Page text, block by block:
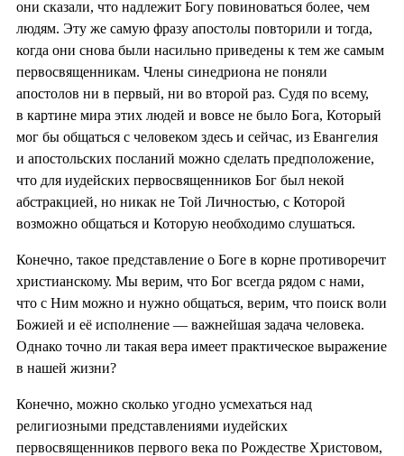
они сказали, что надлежит Богу повиноваться более, чем
людям. Эту же самую фразу апостолы повторили и тогда,
когда они снова были насильно приведены к тем же самым
первосвященникам. Члены синедриона не поняли
апостолов ни в первый, ни во второй раз. Судя по всему,
в картине мира этих людей и вовсе не было Бога, Который
мог бы общаться с человеком здесь и сейчас, из Евангелия
и апостольских посланий можно сделать предположение,
что для иудейских первосвященников Бог был некой
абстракцией, но никак не Той Личностью, с Которой
возможно общаться и Которую необходимо слушаться.
Конечно, такое представление о Боге в корне противоречит
христианскому. Мы верим, что Бог всегда рядом с нами,
что с Ним можно и нужно общаться, верим, что поиск воли
Божией и её исполнение — важнейшая задача человека.
Однако точно ли такая вера имеет практическое выражение
в нашей жизни?
Конечно, можно сколько угодно усмехаться над
религиозными представлениями иудейских
первосвященников первого века по Рождестве Христовом,